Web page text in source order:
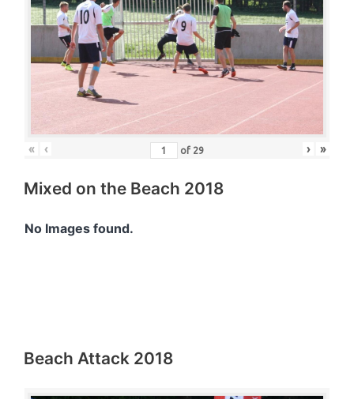
« ‹ of 29 › »
Mixed on the Beach 2018
No Images found.
Beach Attack 2018